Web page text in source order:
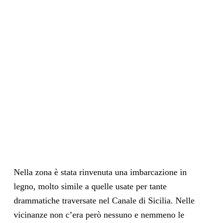
Nella zona è stata rinvenuta una imbarcazione in
legno, molto simile a quelle usate per tante
drammatiche traversate nel Canale di Sicilia. Nelle
vicinanze non c’era però nessuno e nemmeno le